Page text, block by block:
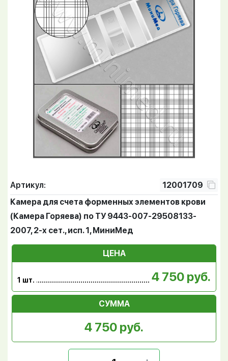
Артикул:
12001709
Камера для счета форменных элементов крови
(Камера Горяева) по ТУ 9443-007-29508133-
2007, 2-х сет., исп. 1, МиниМед
ЦЕНА
1 шт. 4 750 руб.
СУММА
4 750 руб.